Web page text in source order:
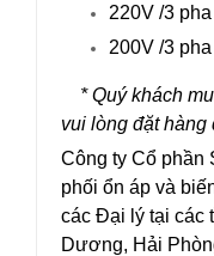
220V /3 pha
200V /3 pha
* Quý khách
vui lòng đặt hàng
Công ty Cổ phần
phối ổn áp và
các Đại lý tại các
Dương, Hải